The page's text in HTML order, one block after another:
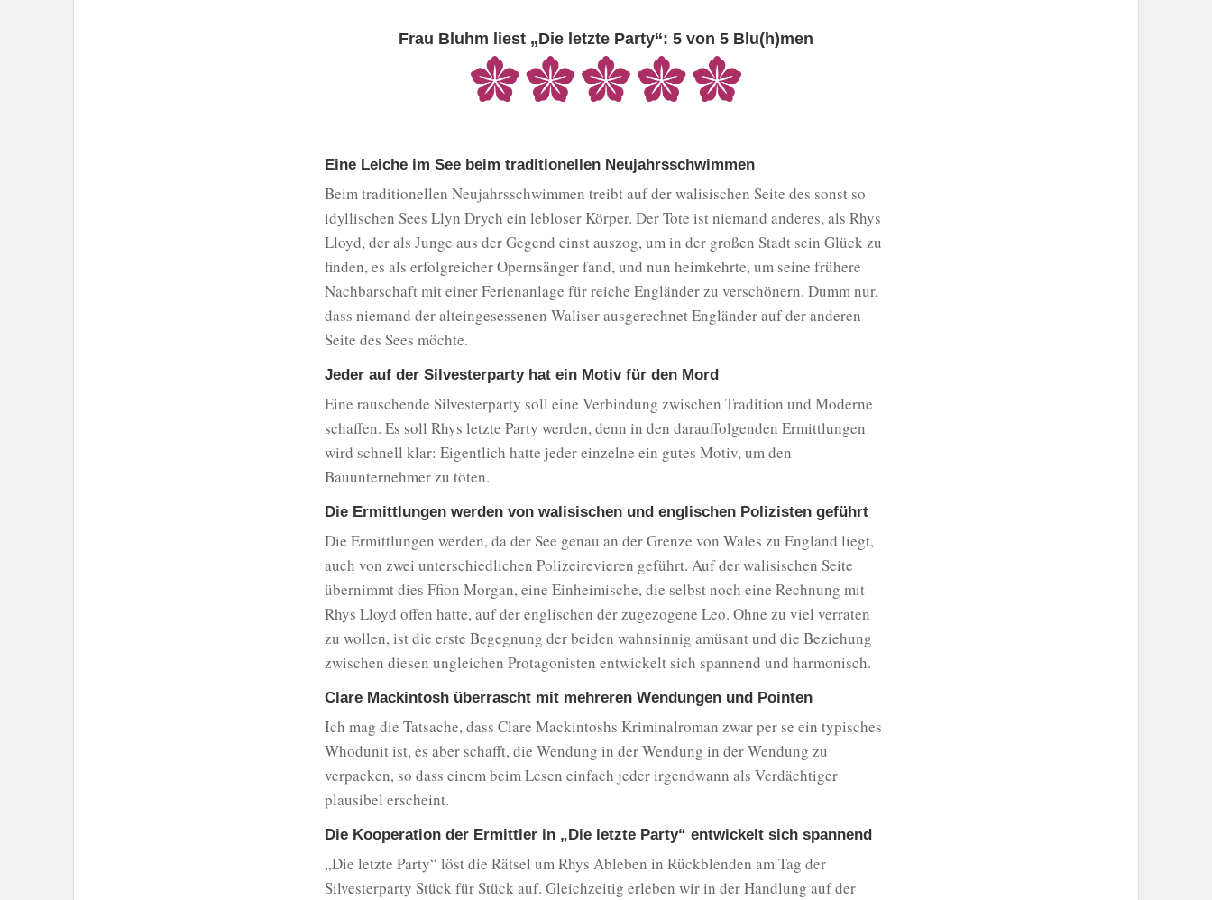
Frau Bluhm liest „Die letzte Party“: 5 von 5 Blu(h)men
Eine Leiche im See beim traditionellen Neujahrsschwimmen
Beim traditionellen Neujahrsschwimmen treibt auf der walisischen Seite des sonst so
idyllischen Sees Llyn Drych ein lebloser Körper. Der Tote ist niemand anderes, als Rhys
Lloyd, der als Junge aus der Gegend einst auszog, um in der großen Stadt sein Glück zu
finden, es als erfolgreicher Opernsänger fand, und nun heimkehrte, um seine frühere
Nachbarschaft mit einer Ferienanlage für reiche Engländer zu verschönern. Dumm nur,
dass niemand der alteingesessenen Waliser ausgerechnet Engländer auf der anderen
Seite des Sees möchte.
Jeder auf der Silvesterparty hat ein Motiv für den Mord
Eine rauschende Silvesterparty soll eine Verbindung zwischen Tradition und Moderne
schaffen. Es soll Rhys letzte Party werden, denn in den darauffolgenden Ermittlungen
wird schnell klar: Eigentlich hatte jeder einzelne ein gutes Motiv, um den
Bauunternehmer zu töten.
Die Ermittlungen werden von walisischen und englischen Polizisten geführt
Die Ermittlungen werden, da der See genau an der Grenze von Wales zu England liegt,
auch von zwei unterschiedlichen Polizeirevieren geführt. Auf der walisischen Seite
übernimmt dies Ffion Morgan, eine Einheimische, die selbst noch eine Rechnung mit
Rhys Lloyd offen hatte, auf der englischen der zugezogene Leo. Ohne zu viel verraten
zu wollen, ist die erste Begegnung der beiden wahnsinnig amüsant und die Beziehung
zwischen diesen ungleichen Protagonisten entwickelt sich spannend und harmonisch.
Clare Mackintosh überrascht mit mehreren Wendungen und Pointen
Ich mag die Tatsache, dass Clare Mackintoshs Kriminalroman zwar per se ein typisches
Whodunit ist, es aber schafft, die Wendung in der Wendung in der Wendung zu
verpacken, so dass einem beim Lesen einfach jeder irgendwann als Verdächtiger
plausibel erscheint.
Die Kooperation der Ermittler in „Die letzte Party“ entwickelt sich spannend
„Die letzte Party“ löst die Rätsel um Rhys Ableben in Rückblenden am Tag der
Silvesterparty Stück für Stück auf. Gleichzeitig erleben wir in der Handlung auf der